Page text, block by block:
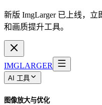
新版 ImgLarger 已上线，
和画质提升工具。
IMGLARGER
AI 工具
图像放大与优化